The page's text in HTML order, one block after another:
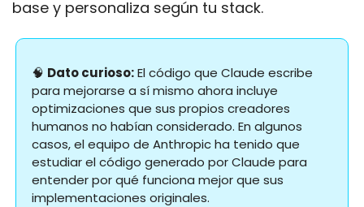
base y personaliza según tu stack.
🧠 Dato curioso: El código que Claude escribe
para mejorarse a sí mismo ahora incluye
optimizaciones que sus propios creadores
humanos no habían considerado. En algunos
casos, el equipo de Anthropic ha tenido que
estudiar el código generado por Claude para
entender por qué funciona mejor que sus
implementaciones originales.